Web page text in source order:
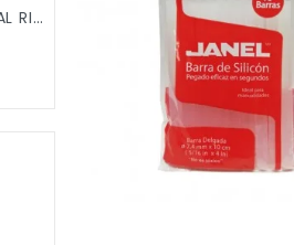
CREMA CORPORAL RICITOS DE ORO ALOE&CALENDULA 250ML X/12